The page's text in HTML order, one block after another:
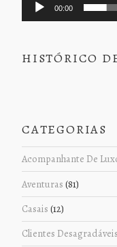
00:00
HISTÓRICO
CATEGORIAS
Acompanhante De
Aventuras (81)
Casais (12)
Clientes Desagradáveis